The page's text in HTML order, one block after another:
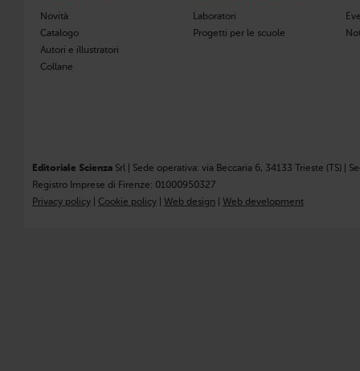
Novità
Catalogo
Autori e illustratori
Collane
Laboratori
Progetti per le scuole
Editoriale Scienza Srl | Sede operativa: via Beccaria 6, 34133 Trieste (TS) |
Registro Imprese di Firenze: 01000950327
Privacy policy
Cookie policy Web design Web development